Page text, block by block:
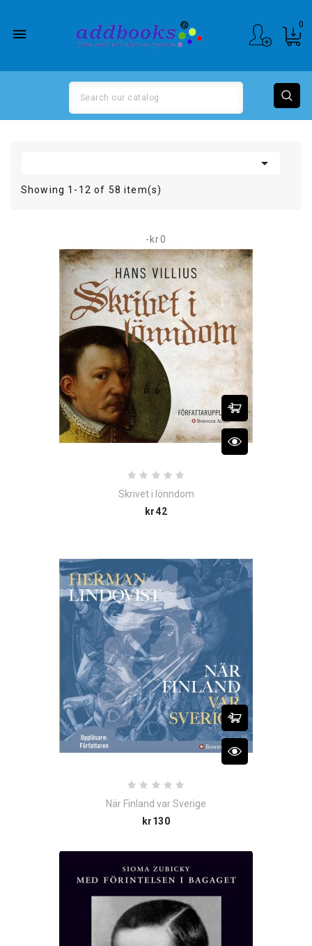

0

Showing 1-12 of 58 item(s)
-kr0
Skrivet i lönndom
kr42
När Finland var Sverige
kr130Price